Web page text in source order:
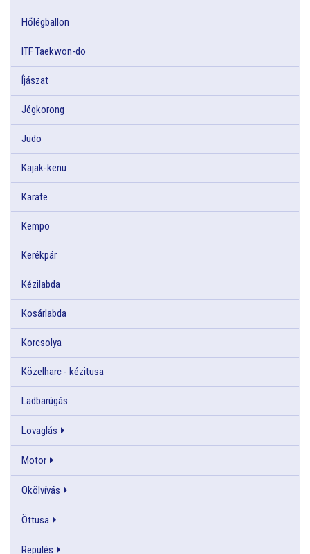
Hőlégballon
ITF Taekwon-do
Íjászat
Jégkorong
Judo
Kajak-kenu
Karate
Kempo
Kerékpár
Kézilabda
Kosárlabda
Korcsolya
Közelharc - kézitusa
Ladbarúgás
Lovaglás
Motor
Ökölvívás
Öttusa
Repülés